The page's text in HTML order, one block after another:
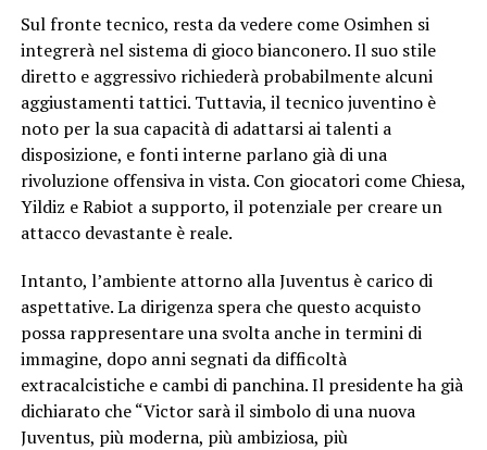
Sul fronte tecnico, resta da vedere come Osimhen si
integrerà nel sistema di gioco bianconero. Il suo stile
diretto e aggressivo richiederà probabilmente alcuni
aggiustamenti tattici. Tuttavia, il tecnico juventino è
noto per la sua capacità di adattarsi ai talenti a
disposizione, e fonti interne parlano già di una
rivoluzione offensiva in vista. Con giocatori come Chiesa,
Yildiz e Rabiot a supporto, il potenziale per creare un
attacco devastante è reale.
Intanto, l’ambiente attorno alla Juventus è carico di
aspettative. La dirigenza spera che questo acquisto
possa rappresentare una svolta anche in termini di
immagine, dopo anni segnati da difficoltà
extracalcistiche e cambi di panchina. Il presidente ha già
dichiarato che “Victor sarà il simbolo di una nuova
Juventus, più moderna, più ambiziosa, più